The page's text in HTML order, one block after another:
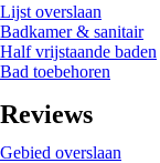
Lijst overslaan
Badkamer & sanitair
Half vrijstaande baden
Bad toebehoren
Reviews
Gebied overslaan